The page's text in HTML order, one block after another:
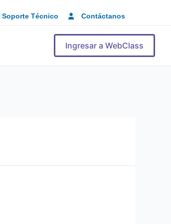
Soporte Técnico Contáctanos
Ingresar a WebClass